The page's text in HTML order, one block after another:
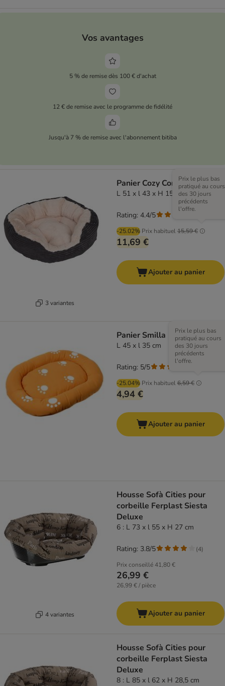
Vos avantages
5 % de remise dès 100 € d'achat
12 € de remise avec le programme de fidélité
Jusqu'à 7 % de remise avec l'abonnement bitiba
3 variantes
Panier Cozy Cord
L 51 x l 43 x H 15 cm
-25.02% Prix habituel15,59 €
Prix le plus bas
pratiqué au cours
des 30 jours
précédents
l'offre.
11,69 €
Rating: 4.4/5
Ajouter au panier
Panier Smilla
L 45 x l 35 cm
-25.04% Prix habituel6,59 €
Prix le plus bas
pratiqué au cours
des 30 jours
précédents
l'offre.
4,94 €
Rating: 5/5
Ajouter au panier
4 variantes
Housse Sofà Cities pour
corbeille Ferplast Siesta
Deluxe
6 : L 73 x l 55 x H 27 cm
Prix conseillé41,80 €
26,99 €
26,99 € / pièce
Rating: 3.8/5 (4)
Ajouter au panier
Housse Sofà Cities pour
corbeille Ferplast Siesta
Deluxe
8 : L 85 x l 62 x H 28,5 cm